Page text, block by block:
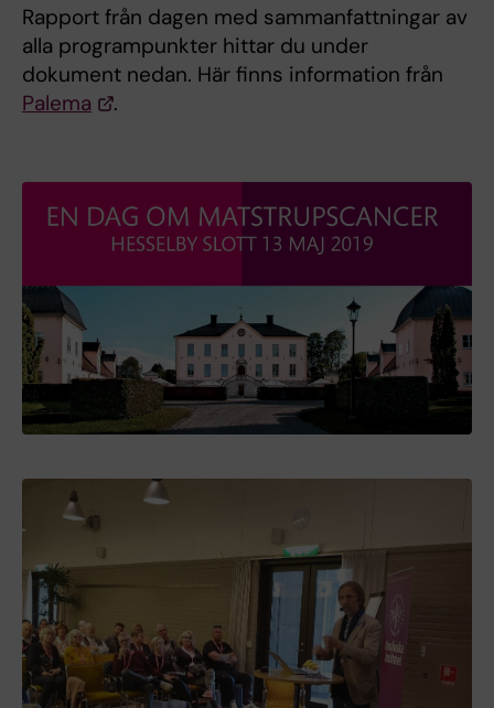
Rapport från dagen med sammanfattningar av
alla programpunkter hittar du under
dokument nedan. Här finns information från
Palema
.